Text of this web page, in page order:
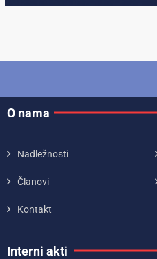
O nama
Nadležnosti
Članovi
Kontakt
Interni akti